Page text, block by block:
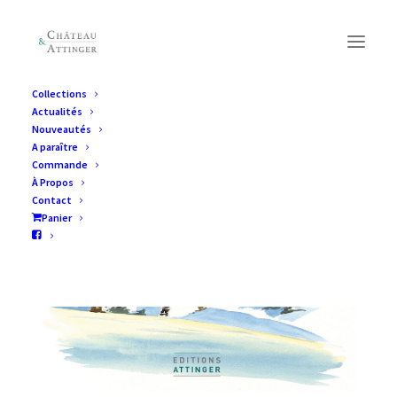
Collections
Actualités
Nouveautés
A paraître
Commande
À Propos
Contact
Panier